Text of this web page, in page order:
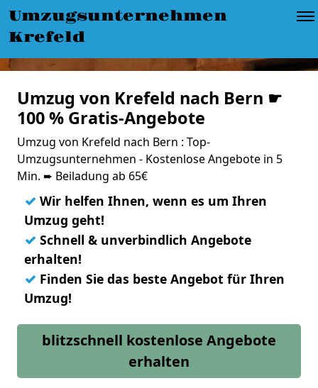
Umzugsunternehmen
Krefeld
Umzug von Krefeld nach Bern ☛
100 % Gratis-Angebote
Umzug von Krefeld nach Bern : Top-
Umzugsunternehmen - Kostenlose Angebote in 5
Min. ➨ Beiladung ab 65€
✓ Wir helfen Ihnen, wenn es um Ihren
Umzug geht!
✓ Schnell & unverbindlich Angebote
erhalten!
✓ Finden Sie das beste Angebot für Ihren
Umzug!
blitzschnell kostenlose Angebote
erhalten